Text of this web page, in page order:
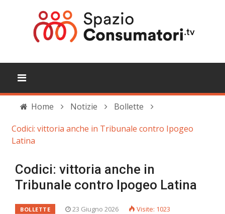
Home Notizie
Bollette
Codici: vittoria anche in Tribunale contro Ipogeo
Latina
Codici: vittoria anche in
Tribunale contro Ipogeo Latina
BOLLETTE 23 Giugno 2026 Visite: 1023